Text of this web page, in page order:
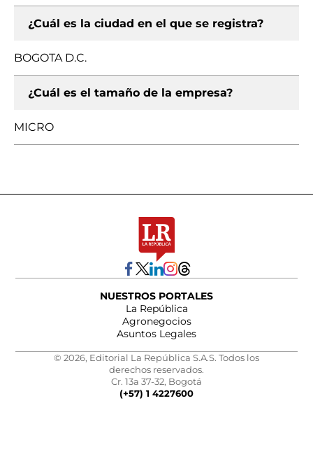
¿Cuál es la ciudad en el que se registra?
BOGOTA D.C.
¿Cuál es el tamaño de la empresa?
MICRO
NUESTROS PORTALES
La República
Agronegocios
Asuntos Legales
© 2026, Editorial La República S.A.S. Todos los
derechos reservados.
Cr. 13a 37-32, Bogotá
(+57) 1 4227600